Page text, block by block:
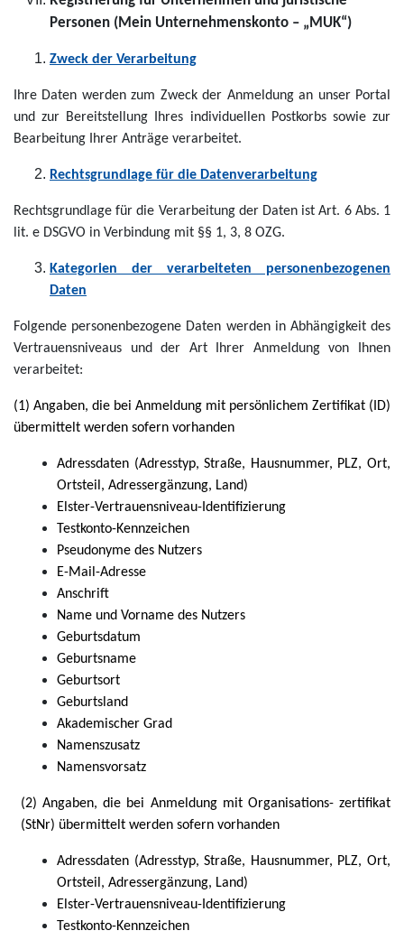
Personen (Mein Unternehmenskonto – „MUK“)
Zweck der Verarbeitung
Ihre Daten werden zum Zweck der Anmeldung an unser Portal
und zur Bereitstellung Ihres individuellen Postkorbs sowie zur
Bearbeitung Ihrer Anträge verarbeitet.
Rechtsgrundlage für die Datenverarbeitung
Rechtsgrundlage für die Verarbeitung der Daten ist Art. 6 Abs. 1
lit. e DSGVO in Verbindung mit §§ 1, 3, 8 OZG.
Kategorien der verarbeiteten personenbezogenen
Daten
Folgende personenbezogene Daten werden in Abhängigkeit des
Vertrauensniveaus und der Art Ihrer Anmeldung von Ihnen
verarbeitet:
(1) Angaben, die bei Anmeldung mit persönlichem Zertifikat (ID)
übermittelt werden sofern vorhanden
Adressdaten (Adresstyp, Straße, Hausnummer, PLZ, Ort,
Ortsteil, Adressergänzung, Land)
Elster-Vertrauensniveau-Identifizierung
Testkonto-Kennzeichen
Pseudonyme des Nutzers
E-Mail-Adresse
Anschrift
Name und Vorname des Nutzers
Geburtsdatum
Geburtsname
Geburtsort
Geburtsland
Akademischer Grad
Namenszusatz
Namensvorsatz
(2) Angaben, die bei Anmeldung mit Organisations- zertifikat
(StNr) übermittelt werden sofern vorhanden
Adressdaten (Adresstyp, Straße, Hausnummer, PLZ, Ort,
Ortsteil, Adressergänzung, Land)
Elster-Vertrauensniveau-Identifizierung
Testkonto-Kennzeichen